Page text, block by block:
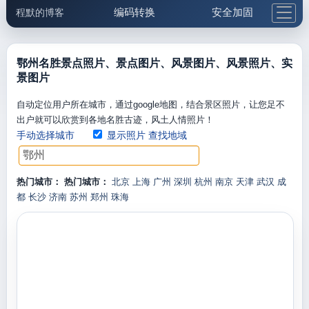
程默的博客 编码转换 安全加固
邮件工具 生活便民 更多工具
鄂州名胜景点照片、景点图片、风景图片、风景照片、实
景图片
自动定位用户所在城市，通过google地图，结合景区照片，让您足不
出户就可以欣赏到各地名胜古迹，风土人情照片！
手动选择城市 显示照片 查找地域
热门城市： 热门城市： 北京 上海 广州 深圳 杭州 南京 天津 武汉 成
都 长沙 济南 苏州 郑州 珠海